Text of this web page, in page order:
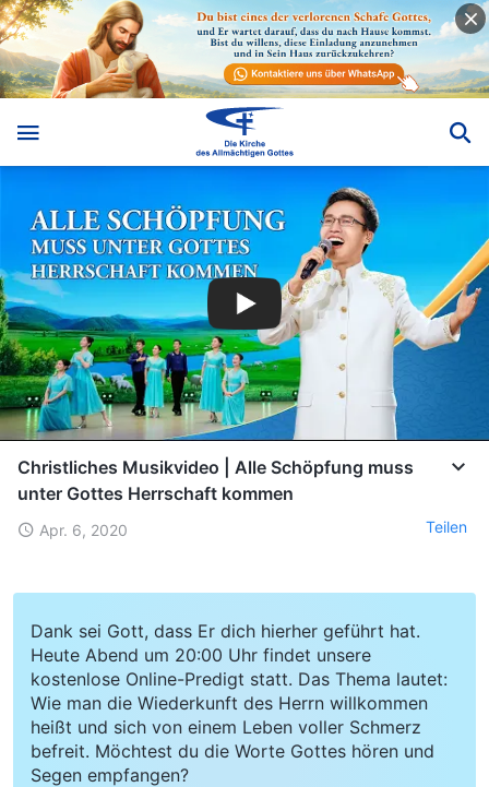
Christliches Musikvideo | Alle Schöpfung muss
unter Gottes Herrschaft kommen
Apr. 6, 2020 Teilen
Dank sei Gott, dass Er dich hierher geführt hat.
Heute Abend um 20:00 Uhr findet unsere
kostenlose Online-Predigt statt. Das Thema lautet:
Wie man die Wiederkunft des Herrn willkommen
heißt und sich von einem Leben voller Schmerz
befreit. Möchtest du die Worte Gottes hören und
Segen empfangen?